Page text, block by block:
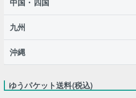
中国・四国
九州
沖縄
ゆうパケット送料(税込)